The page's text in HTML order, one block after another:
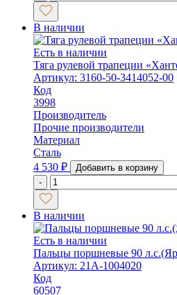
В наличии
Есть в наличии
Тяга рулевой трапеции
Артикул: 3160-50-3414052-00
Код
3998
Производитель
Прочие производители
Материал
Сталь
4 530 ₽
Добавить в корзину
-
В наличии
Есть в наличии
Пальцы поршневые 90
Артикул: 21А-1004020
Код
60507